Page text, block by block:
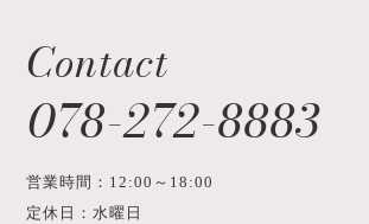
Contact
078-272-8883
営業時間：12:00～18:00
定休日：水曜日